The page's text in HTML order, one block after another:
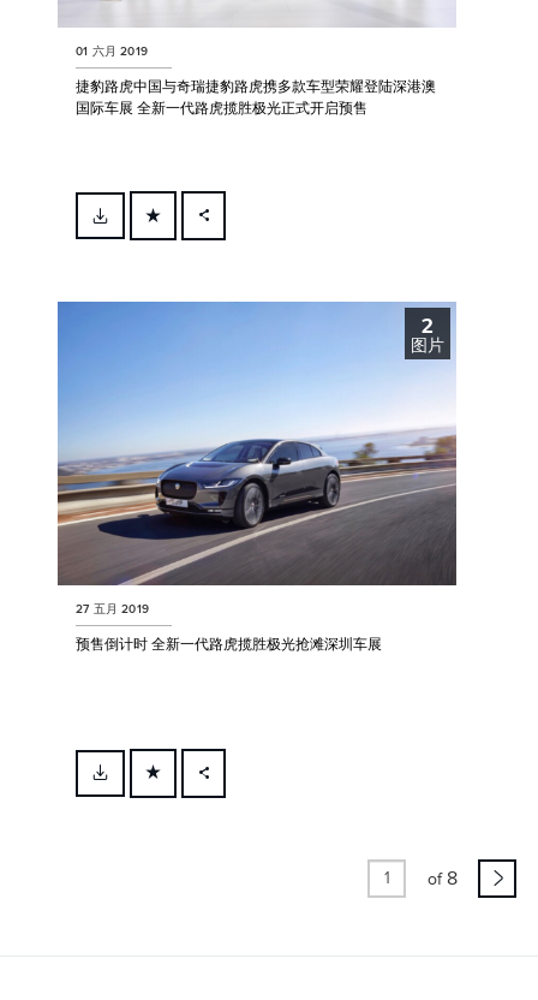
01 六月 2019
捷豹路虎中国与奇瑞捷豹路虎携多款车型荣耀登陆深港澳
国际车展 全新一代路虎揽胜极光正式开启预售
FACEBOOK
2
图片
27 五月 2019
预售倒计时 全新一代路虎揽胜极光抢滩深圳车展
FACEBOOK
of 8